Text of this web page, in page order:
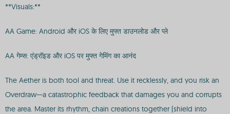
**Visuals:**
AA Game: Android और iOS के लिए मुफ्त डाउनलोड और प्ले
AA गेम्स: एंड्रॉइड और iOS पर मुफ्त गेमिंग का आनंद
The Aether is both tool and threat. Use it recklessly, and you risk an
Overdraw—a catastrophic feedback that damages you and corrupts
the area. Master its rhythm, chain creations together (shield into